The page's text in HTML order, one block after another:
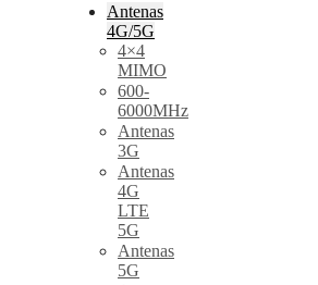
Antenas
4G/5G
4×4
MIMO
600-
6000MHz
Antenas
3G
Antenas
4G
LTE
5G
Antenas
5G